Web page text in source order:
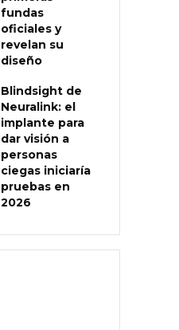
fundas
oficiales y
revelan su
diseño
Blindsight de
Neuralink: el
implante para
dar visión a
personas
ciegas iniciaría
pruebas en
2026